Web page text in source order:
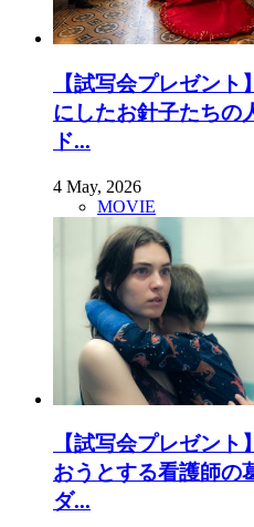
【試写会プレゼン
にしたお針子たちの
ド...
4 May, 2026
MOVIE
【試写会プレゼン
おうとする看護師の
ダ...